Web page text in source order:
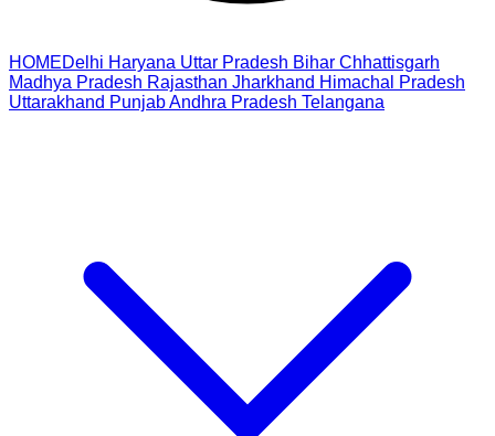
HOMEDelhi Haryana Uttar Pradesh Bihar Chhattisgarh
Madhya Pradesh Rajasthan Jharkhand Himachal Pradesh
Uttarakhand PunjabAndhra Pradesh Telangana